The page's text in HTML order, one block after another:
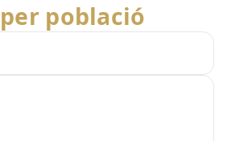
població